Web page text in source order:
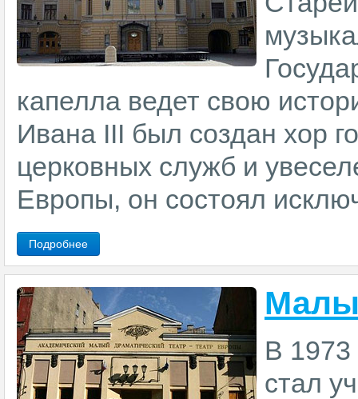
капелла ведет свою
Ивана III был создан хор
церковных служб и
Европы, он состоял
Подробнее
В 1973
стал